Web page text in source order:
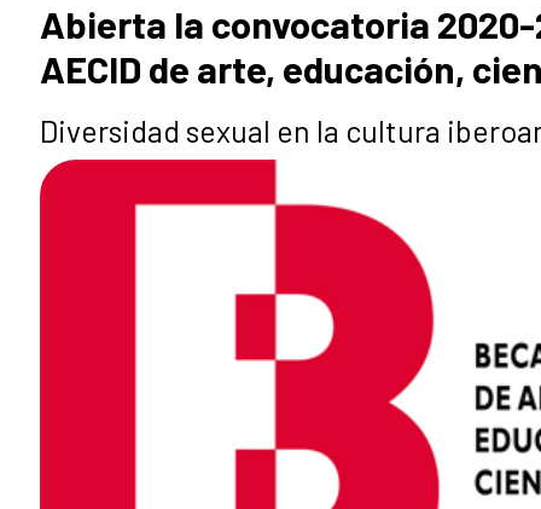
Abierta la convocatoria 2020-
AECID de arte, educación,
Diversidad sexual en la cultura